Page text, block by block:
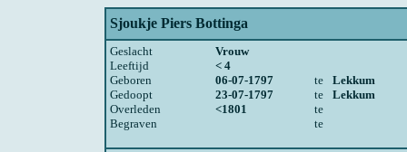
Sjoukje Piers Bottinga
Geslacht
Vrouw
Leeftijd
< 4
Geboren
06-07-1797 te
Lekkum
Gedoopt
23-07-1797 te
Lekkum
Overleden
<1801
te
Begraven
te